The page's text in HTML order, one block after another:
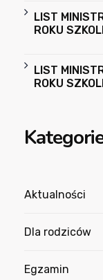
LIST
ROKU
LIST
ROKU
Aktualności
Dla rodziców
Egzamin